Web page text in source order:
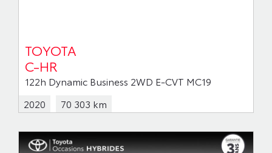
TOYOTA
C-HR
122h Dynamic Business 2WD E-CVT MC19
2020
70 303 km